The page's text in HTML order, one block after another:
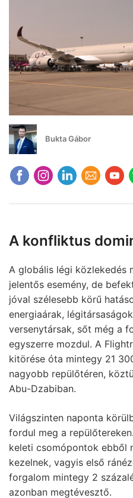
Bukta Gábor
A konfliktus
A globális légi közlekedés
jelentős esemény, de
jóval szélesebb körű
energiaárak,
versenytársak, sőt még a
egyszerre mozdul. A
kitörése óta mintegy 21
nagyobb repülőtéren,
Abu-Dzabiban.
Világszinten naponta
fordul meg a
keleti csomópontok ebből
kezelnek, vagyis első
forgalom mintegy 2
azonban megtévesztő.